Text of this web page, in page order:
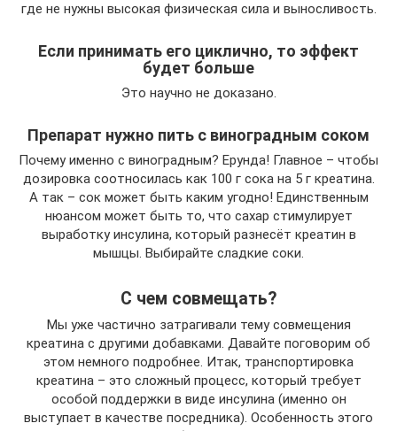
где не нужны высокая физическая сила и выносливость.
Если принимать его циклично, то эффект
будет больше
Это научно не доказано.
Препарат нужно пить с виноградным соком
Почему именно с виноградным? Ерунда! Главное – чтобы
дозировка соотносилась как 100 г сока на 5 г креатина.
А так – сок может быть каким угодно! Единственным
нюансом может быть то, что сахар стимулирует
выработку инсулина, который разнесёт креатин в
мышцы. Выбирайте сладкие соки.
С чем совмещать?
Мы уже частично затрагивали тему совмещения
креатина с другими добавками. Давайте поговорим об
этом немного подробнее. Итак, транспортировка
креатина – это сложный процесс, который требует
особой поддержки в виде инсулина (именно он
выступает в качестве посредника). Особенность этого